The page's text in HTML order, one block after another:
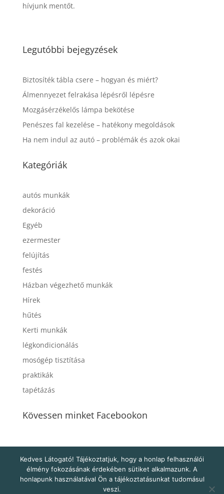
hívjunk mentőt.
Legutóbbi bejegyzések
Biztosíték tábla csere – hogyan és miért?
Álmennyezet felrakása lépésről lépésre
Mozgásérzékelős lámpa bekötése
Penészes fal kezelése – hatékony megoldások
Ha nem indul az autó – problémák és azok okai
Kategóriák
autós munkák
dekoráció
Egyéb
ezermester
felújítás
festés
Házban végezhető munkák
Hírek
hűtés
Kerti munkák
légkondicionálás
mosógép tisztítása
praktikák
tapétázás
Kövessen minket Facebookon
Kedves Látogató! Tájékoztatjuk, hogy a honlap felhasználói
élmény fokozásának érdekében sütiket alkalmazunk. A
honlapunk használatával Ön a tájékoztatásunkat tudomásul
veszi.